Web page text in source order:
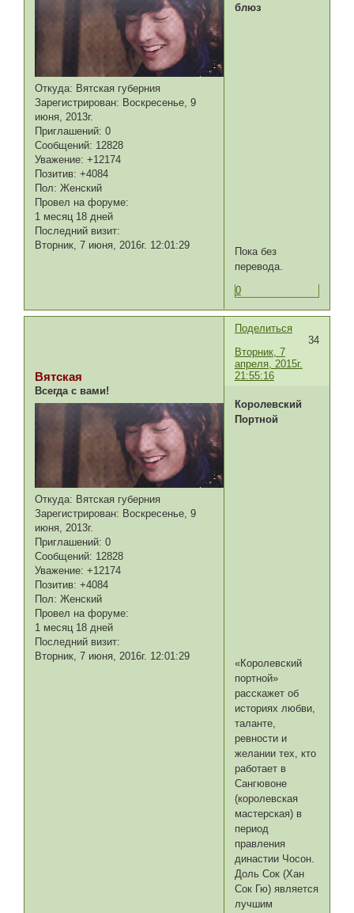
Откуда: Вятская губерния
Зарегистрирован: Воскресенье, 9
июня, 2013г.
Приглашений: 0
Сообщений: 12828
Уважение: +12174
Позитив: +4084
Пол: Женский
Провел на форуме:
1 месяц 18 дней
Последний визит:
Вторник, 7 июня, 2016г. 12:01:29
блюз
Пока без
перевода.
0
Поделиться
34
Вторник, 7
апреля, 2015г.
21:55:16
Вятская
Всегда с вами!
Откуда: Вятская губерния
Зарегистрирован: Воскресенье, 9
июня, 2013г.
Приглашений: 0
Сообщений: 12828
Уважение: +12174
Позитив: +4084
Пол: Женский
Провел на форуме:
1 месяц 18 дней
Последний визит:
Вторник, 7 июня, 2016г. 12:01:29
Королевский
Портной
«Королевский
портной»
расскажет об
историях любви,
таланте,
ревности и
желании тех, кто
работает в
Сангювоне
(королевская
мастерская) в
период
правления
династии Чосон.
Доль Сок (Хан
Сок Гю) является
лучшим